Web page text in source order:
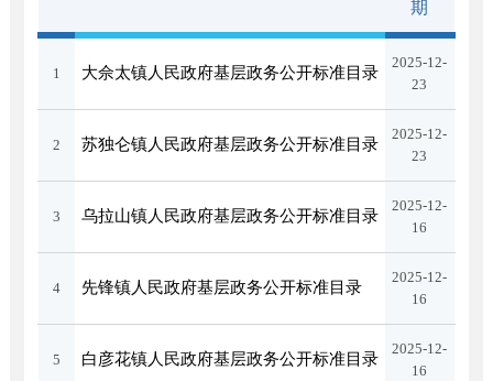
期
1 大佘太镇人民政府基层政务公开标准目录
2025-12-
23
2 苏独仑镇人民政府基层政务公开标准目录
2025-12-
23
3 乌拉山镇人民政府基层政务公开标准目录
2025-12-
16
4 先锋镇人民政府基层政务公开标准目录
2025-12-
16
5 白彦花镇人民政府基层政务公开标准目录
2025-12-
16